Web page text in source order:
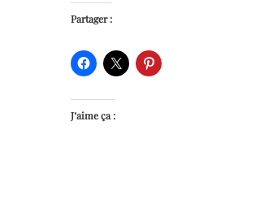
Partager :
J’aime ça :